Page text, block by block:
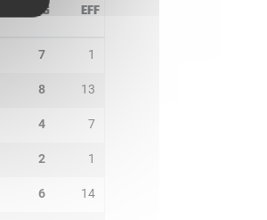
PTS EFF
7 1
8 13
4 7
2 1
6 14